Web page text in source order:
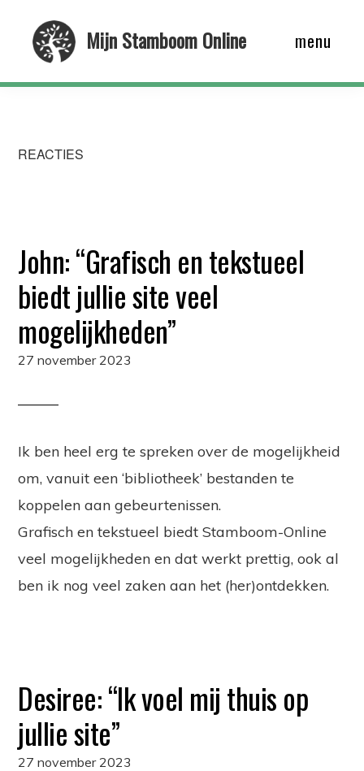
Mijn Stamboom Online menu
REACTIES
John: “Grafisch en tekstueel
biedt jullie site veel
mogelijkheden”
27 november 2023
Ik ben heel erg te spreken over de mogelijkheid
om, vanuit een ‘bibliotheek’ bestanden te
koppelen aan gebeurtenissen.
Grafisch en tekstueel biedt Stamboom-Online
veel mogelijkheden en dat werkt prettig, ook al
ben ik nog veel zaken aan het (her)ontdekken.
Desiree: “Ik voel mij thuis op
jullie site”
27 november 2023